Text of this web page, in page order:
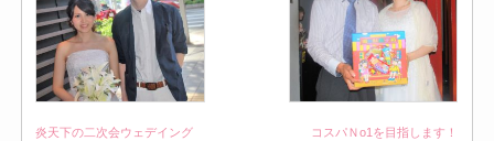
炎天下の二次会ウェデイング コスパＮo1を目指します！